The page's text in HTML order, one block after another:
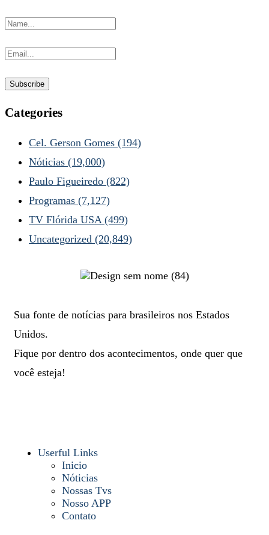
Categories
Cel. Gerson Gomes (194)
Nóticias (19,000)
Paulo Figueiredo (822)
Programas (7,127)
TV Flórida USA (499)
Uncategorized (20,849)
Sua fonte de notícias para brasileiros nos Estados
Unidos.
Fique por dentro dos acontecimentos, onde quer que
você esteja!
Userful Links
Inicio
Nóticias
Nossas Tvs
Nosso APP
Contato